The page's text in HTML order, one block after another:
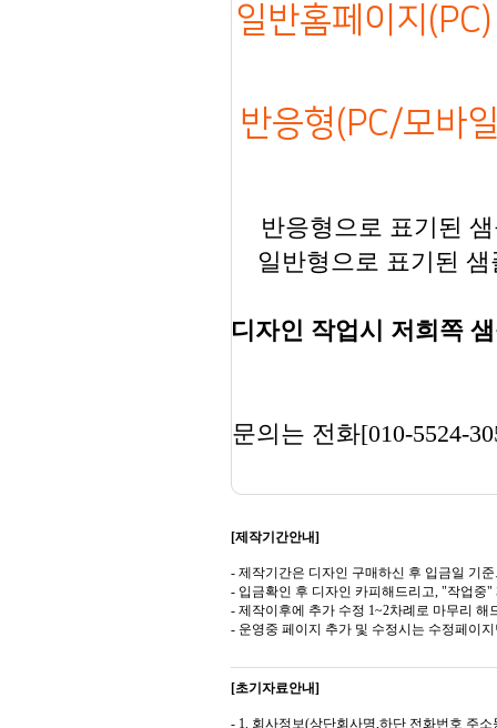
일반홈페이지
반응형(PC/모바
반응형으로 표기된
일반형으로 표기된
디자인 작업시 저희쪽
문의는 전화[010-5524-
[제작기간안내]
- 제작기간은 디자인 구매하신 후 입금일 기
- 입금확인 후 디자인 카피해드리고, "작업중
- 제작이후에 추가 수정 1~2차례로 마무리 해
- 운영중 페이지 추가 및 수정시는 수정페이
[초기자료안내]
- 1. 회사정보(상단회사명,하단 전화번호 주소